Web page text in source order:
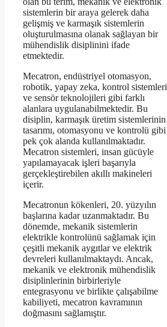
sistemlerin bir araya gelerek daha
gelişmiş ve karmaşık sistemlerin
oluşturulmasına olanak sağlayan bir
mühendislik disiplinini ifade
etmektedir.
Mecatron, endüstriyel otomasyon,
robotik, yapay zeka, kontrol sistemleri
ve sensör teknolojileri gibi farklı
alanlara uygulanabilmektedir. Bu
disiplin, karmaşık üretim sistemlerinin
tasarımı, otomasyonu ve kontrolü gibi
pek çok alanda kullanılmaktadır.
Mecatron sistemleri, insan gücüyle
yapılamayacak işleri başarıyla
gerçekleştirebilen akıllı makineleri
içerir.
Mecatronun kökenleri, 20. yüzyılın
başlarına kadar uzanmaktadır. Bu
dönemde, mekanik sistemlerin
elektrikle kontrolünü sağlamak için
çeşitli mekanik aygıtlar ve elektrik
devreleri kullanılmaktaydı. Ancak,
mekanik ve elektronik mühendislik
disiplinlerinin birbirleriyle
entegrasyonu ve birlikte çalışabilme
kabiliyeti, mecatron kavramının
doğmasını sağlamıştır.